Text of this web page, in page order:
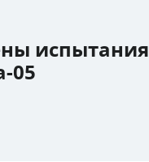
испытания
05